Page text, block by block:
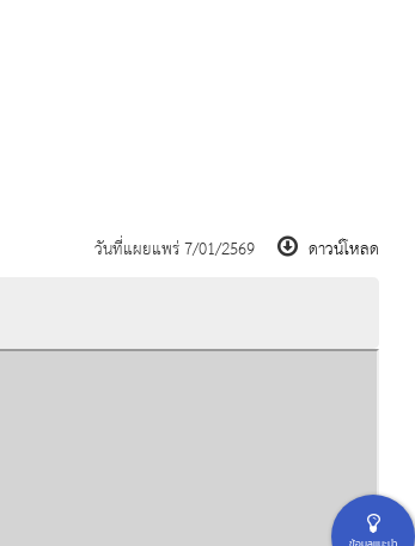
วันที่แผยแพร่ 7/01/2569 ดาวน์โหลด